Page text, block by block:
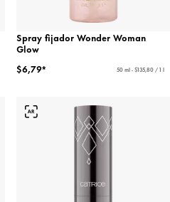
Spray fijador Wonder Woman
Glow
$6,79*
50 ml - $135,80 / 1 l